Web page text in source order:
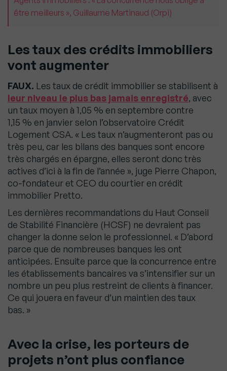
être meilleurs », Guillaume Martinaud (Orpi)
Les taux des crédits immobiliers
vont augmenter
FAUX. Les taux de crédit immobilier se stabilisent à
leur niveau le plus bas jamais enregistré, avec
un taux moyen à 1,05 % en septembre contre
1,15 % en janvier selon l’observatoire Crédit
Logement CSA. « Les taux n’augmenteront pas ou
très peu, car les bilans des banques sont encore
très chargés en épargne, elles seront donc très
actives d’ici à la fin de l’année », juge Pierre Chapon,
co-fondateur et CEO du courtier en crédit
immobilier Pretto.
Les dernières recommandations du Haut Conseil
de Stabilité Financière (HCSF) ne devraient pas
changer la donne selon le professionnel. « D’abord
parce que de nombreuses banques les ont
anticipées. Ensuite parce que la concurrence entre
les établissements bancaires va s’intensifier sur un
nombre un peu plus restreint de clients à financer.
Ce qui jouera en faveur d’un maintien des taux
bas. »
Avec la crise, les porteurs de
projets n’ont plus confiance